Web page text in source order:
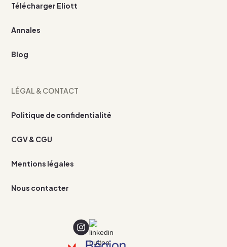
Télécharger Eliott
Annales
Blog
LÉGAL & CONTACT
Politique de confidentialité
CGV & CGU
Mentions légales
Nous contacter